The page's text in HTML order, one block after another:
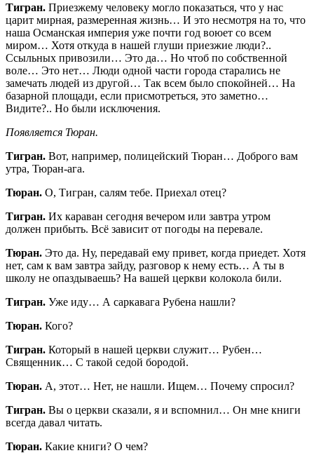
Тигран. Приезжему человеку могло показаться, что у нас
царит мирная, размеренная жизнь… И это несмотря на то, что
наша Османская империя уже почти год воюет со всем
миром… Хотя откуда в нашей глуши приезжие люди?..
Ссыльных привозили… Это да… Но чтоб по собственной
воле… Это нет… Люди одной части города старались не
замечать людей из другой… Так всем было спокойней… На
базарной площади, если присмотреться, это заметно…
Видите?.. Но были исключения.
Появляется Тюран.
Тигран. Вот, например, полицейский Тюран… Доброго вам
утра, Тюран-ага.
Тюран. О, Тигран, салям тебе. Приехал отец?
Тигран. Их караван сегодня вечером или завтра утром
должен прибыть. Всё зависит от погоды на перевале.
Тюран. Это да. Ну, передавай ему привет, когда приедет. Хотя
нет, сам к вам завтра зайду, разговор к нему есть… А ты в
школу не опаздываешь? На вашей церкви колокола били.
Тигран. Уже иду… А саркавага Рубена нашли?
Тюран. Кого?
Тигран. Который в нашей церкви служит… Рубен…
Священник… С такой седой бородой.
Тюран. А, этот… Нет, не нашли. Ищем… Почему спросил?
Тигран. Вы о церкви сказали, я и вспомнил… Он мне книги
всегда давал читать.
Тюран. Какие книги? О чем?